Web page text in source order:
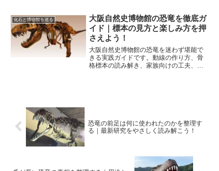
す。
化石と博物館を巡る
大阪自然史博物館の恐竜を徹底ガ
イド｜標本の見方と楽しみ方を押
さえよう！
大阪自然史博物館の恐竜を迷わず堪能で
きる実践ガイドです。動線の作り方、骨
格標本の読み解き、家族向けの工夫、特
恐竜の前足は何に使われたのかを整理す
る｜最新研究をやさしく読み解こう！